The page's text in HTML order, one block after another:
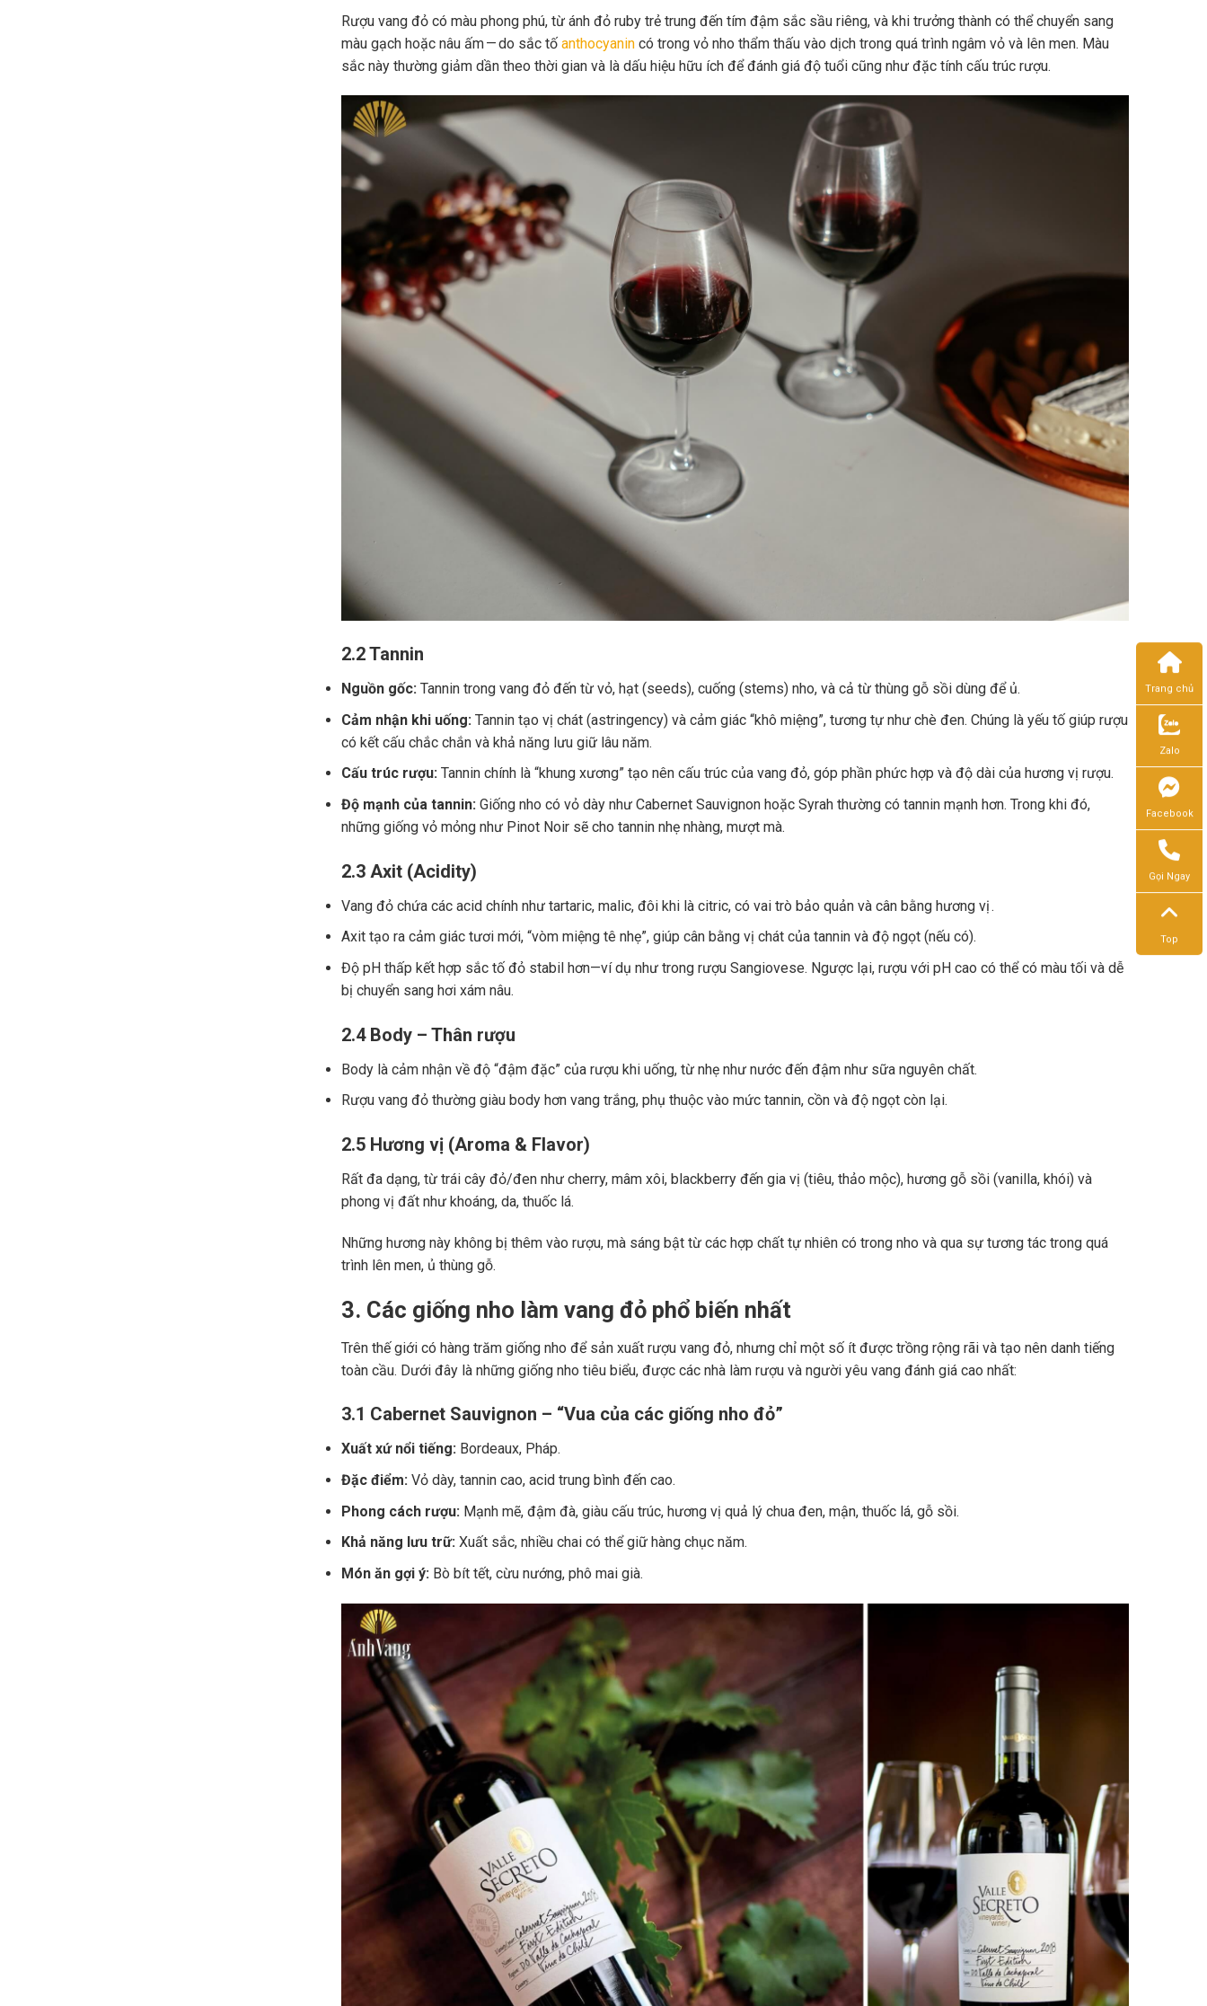
Rượu vang đỏ có màu phong phú, từ ánh đỏ ruby trẻ trung đến tím đậm sắc sầu riêng, và khi trưởng thành có thể chuyển sang
màu gạch hoặc nâu ấm — do sắc tố anthocyanincó trong vỏ nho thẩm thấu vào dịch trong quá trình ngâm vỏ và lên men. Màu
sắc này thường giảm dần theo thời gian và là dấu hiệu hữu ích để đánh giá độ tuổi cũng như đặc tính cấu trúc rượu.
2.2 Tannin
Nguồn gốc:Tannin trong vang đỏ đến từ vỏ, hạt (seeds), cuống (stems) nho, và cả từ thùng gỗ sồi dùng để ủ.
Cảm nhận khi uống:Tannin tạo vị chát (astringency) và cảm giác “khô miệng”, tương tự như chè đen. Chúng là yếu tố giúp rượu
có kết cấu chắc chắn và khả năng lưu giữ lâu năm.
Cấu trúc rượu:Tannin chính là “khung xương” tạo nên cấu trúc của vang đỏ, góp phần phức hợp và độ dài của hương vị rượu.
Độ mạnh của tannin:Giống nho có vỏ dày như Cabernet Sauvignon hoặc Syrah thường có tannin mạnh hơn. Trong khi đó,
những giống vỏ mỏng như Pinot Noir sẽ cho tannin nhẹ nhàng, mượt mà.
2.3 Axit (Acidity)
Vang đỏ chứa các acid chính như tartaric, malic, đôi khi là citric, có vai trò bảo quản và cân bằng hương vị .
Axit tạo ra cảm giác tươi mới, “vòm miệng tê nhẹ”, giúp cân bằng vị chát của tannin và độ ngọt (nếu có).
Độ pH thấp kết hợp sắc tố đỏ stabil hơn—ví dụ như trong rượu Sangiovese. Ngược lại, rượu với pH cao có thể có màu tối và dễ
bị chuyển sang hơi xám nâu.
2.4 Body – Thân rượu
Body là cảm nhận về độ “đậm đặc” của rượu khi uống, từ nhẹ như nước đến đậm như sữa nguyên chất.
Rượu vang đỏ thường giàu body hơn vang trắng, phụ thuộc vào mức tannin, cồn và độ ngọt còn lại.
2.5 Hương vị (Aroma & Flavor)
Rất đa dạng, từ trái cây đỏ/đen như cherry, mâm xôi, blackberry đến gia vị (tiêu, thảo mộc), hương gỗ sồi (vanilla, khói) và
phong vị đất như khoáng, da, thuốc lá.
Những hương này không bị thêm vào rượu, mà sáng bật từ các hợp chất tự nhiên có trong nho và qua sự tương tác trong quá
trình lên men, ủ thùng gỗ.
3. Các giống nho làm vang đỏ phổ biến nhất
Trên thế giới có hàng trăm giống nho để sản xuất rượu vang đỏ, nhưng chỉ một số ít được trồng rộng rãi và tạo nên danh tiếng
toàn cầu. Dưới đây là những giống nho tiêu biểu, được các nhà làm rượu và người yêu vang đánh giá cao nhất:
3.1 Cabernet Sauvignon – “Vua của các giống nho đỏ”
Xuất xứ nổi tiếng:Bordeaux, Pháp.
Đặc điểm:Vỏ dày, tannin cao, acid trung bình đến cao.
Phong cách rượu: Mạnh mẽ, đậm đà, giàu cấu trúc, hương vị quả lý chua đen, mận, thuốc lá, gỗ sồi.
Khả năng lưu trữ:Xuất sắc, nhiều chai có thể giữ hàng chục năm.
Món ăn gợi ý: Bò bít tết, cừu nướng, phô mai già.
Trang chủ
Zalo
Facebook
Gọi Ngay
Top